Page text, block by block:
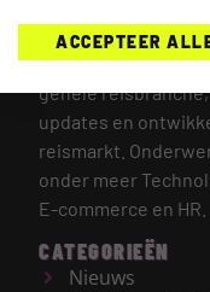
TRAVELNEXT is
gehele
updates en
reismarkt.
onder meer
E-commerce en HR.
CATEGORIEËN
Nieuws
ACCEPTEER